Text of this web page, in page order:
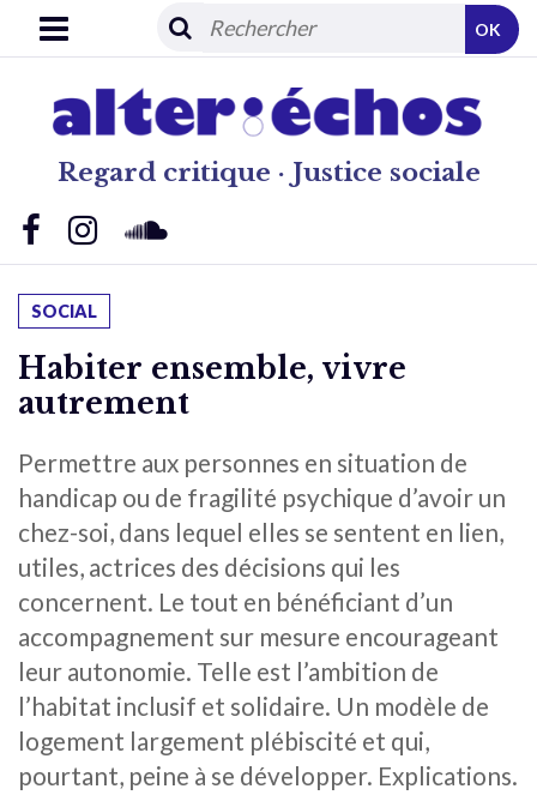
Regard critique · Justice sociale
OK
SOCIAL
Habiter ensemble, vivre
autrement
Permettre aux personnes en situation de
handicap ou de fragilité psychique d’avoir un
chez-soi, dans lequel elles se sentent en lien,
utiles, actrices des décisions qui les
concernent. Le tout en bénéficiant d’un
accompagnement sur mesure encourageant
leur autonomie. Telle est l’ambition de
l’habitat inclusif et solidaire. Un modèle de
logement largement plébiscité et qui,
pourtant, peine à se développer. Explications.